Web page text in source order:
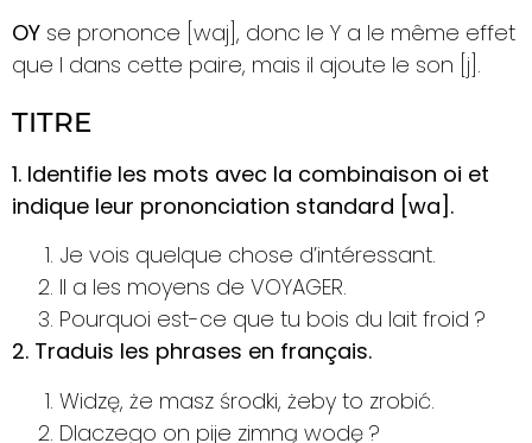
OY se prononce [waj], donc le Y a le même effet
que I dans cette paire, mais il ajoute le son [j].
TITRE
1. Identifie les mots avec la combinaison oi et
indique leur prononciation standard [wa].
Je vois quelque chose d’intéressant.
Il a les moyens de VOYAGER.
Pourquoi est-ce que tu bois du lait froid ?
2. Traduis les phrases en français.
Widzę, że masz środki, żeby to zrobić.
Dlaczego on pije zimną wodę ?